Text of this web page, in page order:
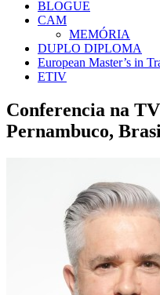
BLOGUE
CAM
MEMÓRIA
DUPLO DIPLOMA
European Master’s in
ETIV
Conferencia na
Pernambuco,